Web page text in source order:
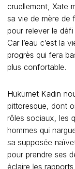
cruellement, Xate
sa vie de mère de
pour relever le défi
Car l’eau c’est la
progrès qui fera
plus confortable.
Hükümet Kadın
pittoresque, dont
rôles sociaux, les
hommes qui
sa supposée
pour prendre ses
éclaire les